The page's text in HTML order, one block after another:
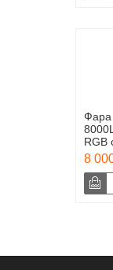
Фара
RGB
8